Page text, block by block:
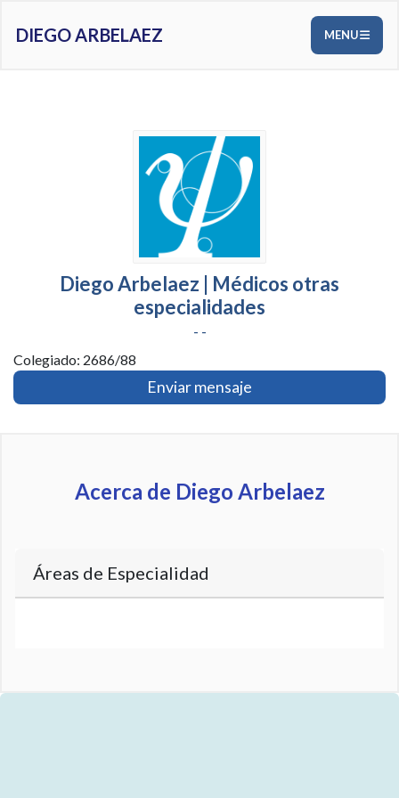
DIEGO ARBELAEZ MENU
Diego Arbelaez | Médicos otras
especialidades
- -
Colegiado: 2686/88
Enviar mensaje
Acerca de Diego Arbelaez
Áreas de Especialidad